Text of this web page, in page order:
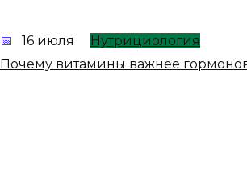
16 июля
Нутрициология
Почему витамины важнее